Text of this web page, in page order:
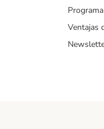
Ventajas